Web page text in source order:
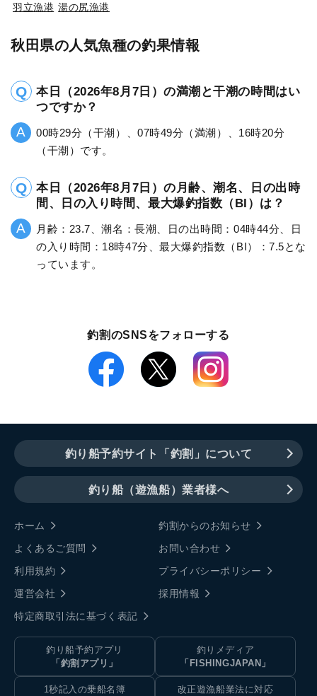
羽立漁港 湯の尻漁港
秋田県の人気魚種の釣果情報
本日（2026年8月7日）の満潮と干潮の時間はい
つですか？
00時29分（干潮）、07時49分（満潮）、16時20分
（干潮）です。
本日（2026年8月7日）の月齢、潮名、日の出時
間、日の入り時間、最大爆釣指数（BI）は？
月齢：23.7、潮名：長潮、日の出時間：04時44分、日
の入り時間：18時47分、最大爆釣指数（BI）：7.5とな
っています。
釣割のSNSをフォローする
釣り船予約サイト「釣割」について
釣り船（遊漁船）業者様へ
ホーム
釣割からのお知らせ
よくあるご質問
お問い合わせ
利用規約
プライバシーポリシー
運営会社
採用情報
特定商取引法に基づく表記
釣り船予約アプリ
「釣割アプリ」
釣りメディア
「FISHINGJAPAN」
1秒記入の乗船名簿
改正遊漁船業法に対応